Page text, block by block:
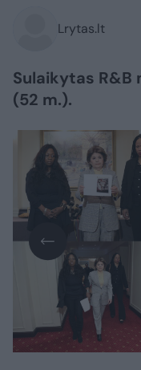
Lrytas.lt
Sulaikytas R&B
(52 m.).